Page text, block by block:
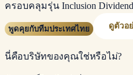
ครอบคลุมรุ่น Inclusion Dividend
พูดคุยกับทีมประเทศไทย ดูตัวอ
นี่คือบริษัทของคุณใช่หรือไม่?